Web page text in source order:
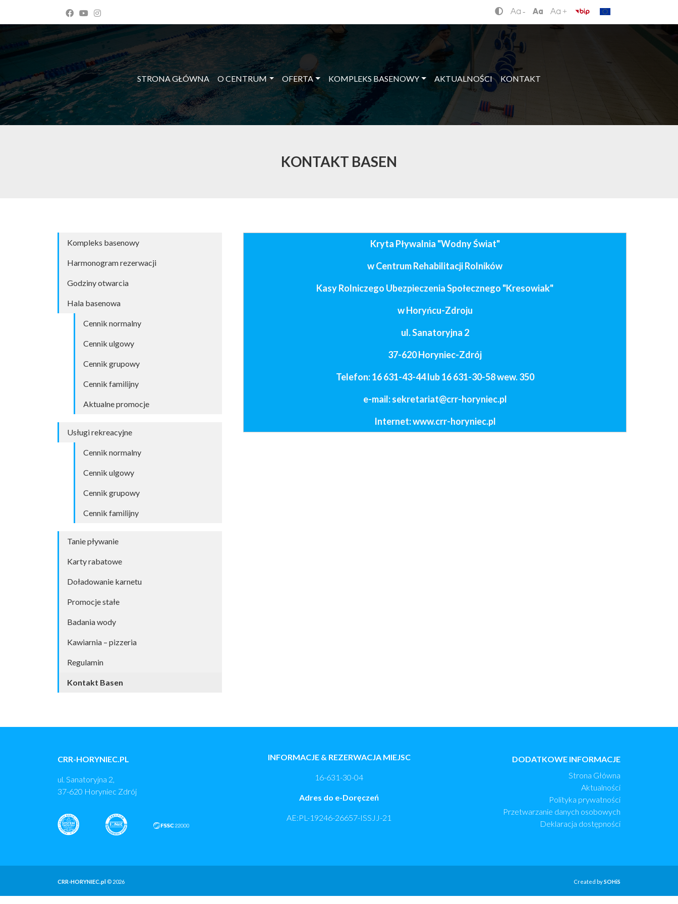
- +
STRONA GŁÓWNA O CENTRUM OFERTA KOMPLEKS BASENOWY AKTUALNOŚCI KONTAKT
KONTAKT BASEN
Kompleks basenowy
Harmonogram rezerwacji
Godziny otwarcia
Hala basenowa
Cennik normalny
Cennik ulgowy
Cennik grupowy
Cennik familijny
Aktualne promocje
Usługi rekreacyjne
Cennik normalny
Cennik ulgowy
Cennik grupowy
Cennik familijny
Tanie pływanie
Karty rabatowe
Doładowanie karnetu
Promocje stałe
Badania wody
Kawiarnia – pizzeria
Regulamin
Kontakt Basen
Kryta Pływalnia "Wodny Świat"
w Centrum Rehabilitacji Rolników
Kasy Rolniczego Ubezpieczenia Społecznego "Kresowiak"
w Horyńcu-Zdroju
ul. Sanatoryjna 2
37-620 Horyniec-Zdrój
Telefon: 16 631-43-44 lub 16 631-30-58 wew. 350
e-mail: sekretariat@crr-horyniec.pl
Internet: www.crr-horyniec.pl
CRR-HORYNIEC.PL
ul. Sanatoryjna 2,
37-620 Horyniec Zdrój
INFORMACJE & REZERWACJA MIEJSC
16-631-30-04
Adres do e-Doręczeń
AE:PL-19246-26657-ISSJJ-21
DODATKOWE INFORMACJE
Strona Główna
Aktualności
Polityka prywatności
Przetwarzanie danych osobowych
Deklaracja dostępności
CRR-HORYNIEC.pl © 2026 Created bySOHiS